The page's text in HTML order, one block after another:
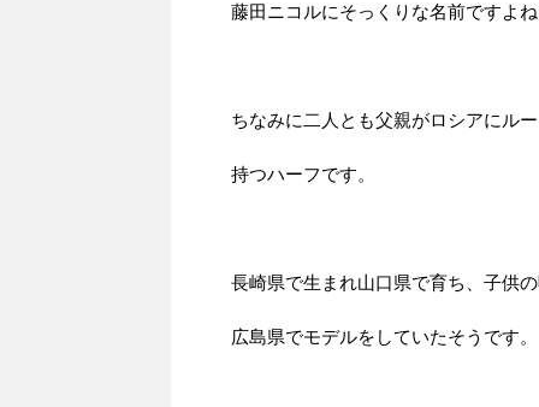
藤田ニコルにそっくりな名前ですよ
ちなみに二人とも父親がロシアにル
持つハーフです。
長崎県で生まれ山口県で育ち、子供
広島県でモデルをしていたそうです。